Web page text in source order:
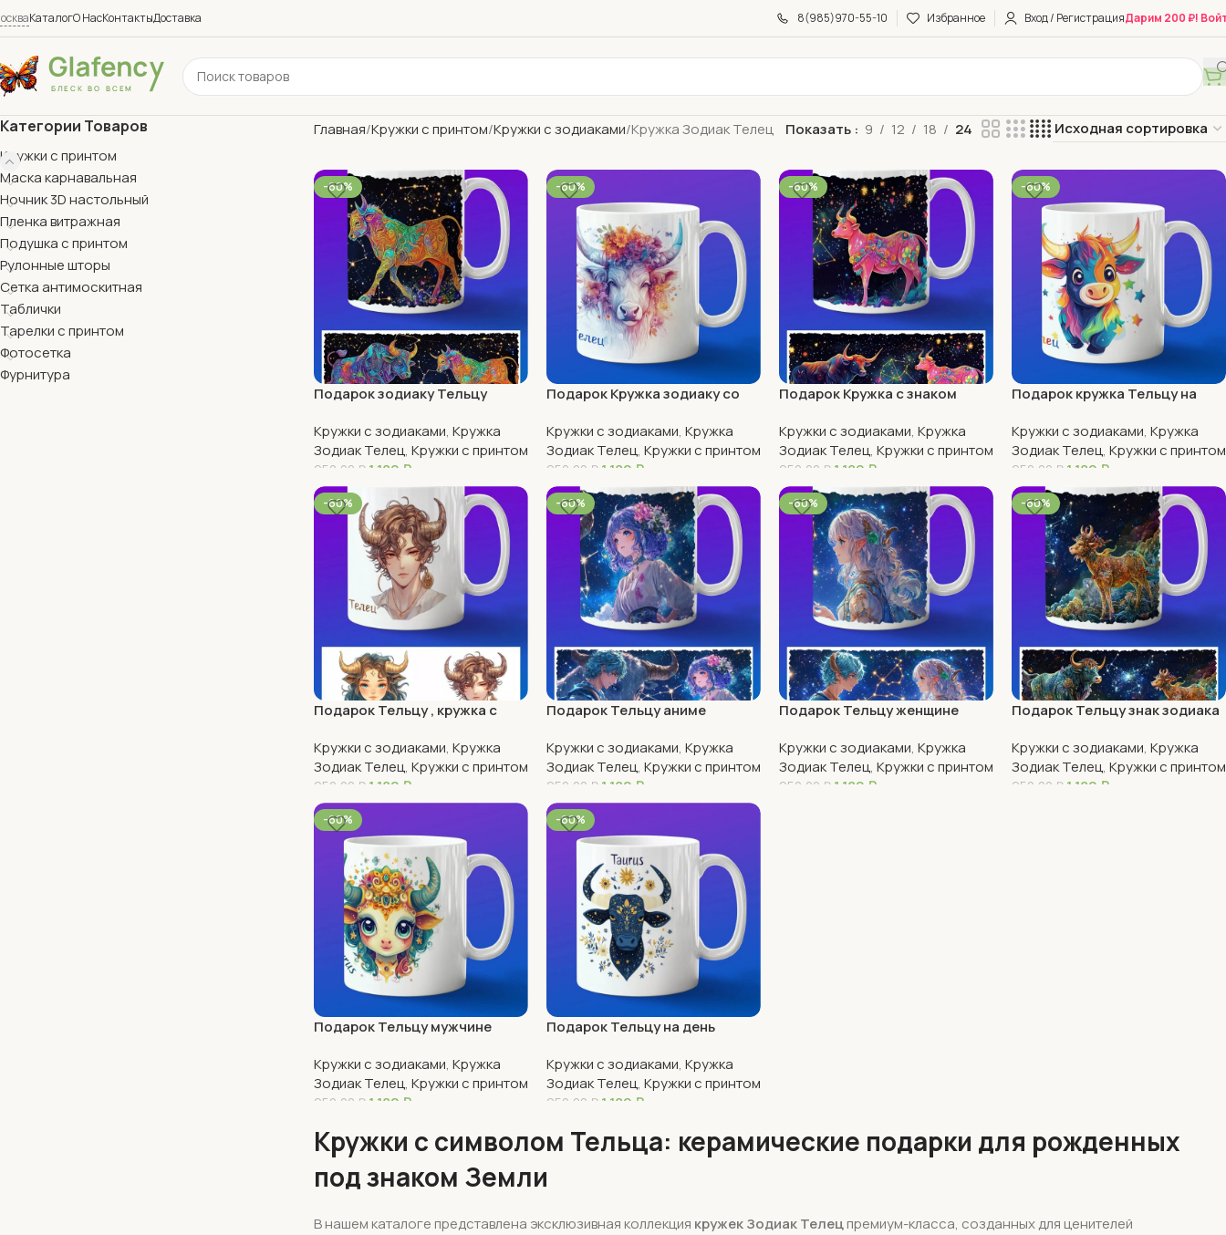
КаталогО НасКонтактыДоставка 8(985)970-55-10 Избранное Вход / РегистрацияДарим 200 ₽!
Категории Товаров
Кружки с принтом
Маска карнавальная
Ночник 3D настольный
Пленка витражная
Подушка с принтом
Рулонные шторы
Сетка антимоскитная
Таблички
Тарелки с принтом
Фотосетка
Фурнитура
Главная Кружки с принтом Кружки с зодиаками Кружка Зодиак Телец Показать 9 12 18 24
-60%
Подарок зодиаку Тельцу
Кружки с зодиаками, Кружка
Зодиак Телец, Кружки с принтом
950,00 ₽ 1 180 ₽
В Корзину
-60%
Подарок Кружка зодиаку со
Кружки с зодиаками, Кружка
Зодиак Телец, Кружки с принтом
950,00 ₽ 1 180 ₽
В Корзину
-60%
Подарок Кружка с знаком
Кружки с зодиаками, Кружка
Зодиак Телец, Кружки с принтом
950,00 ₽ 1 180 ₽
В Корзину
-60%
Подарок кружка Тельцу на
Кружки с зодиаками, Кружка
Зодиак Телец, Кружки с принтом
950,00 ₽ 1 180 ₽
В Корзину
-60%
Подарок Тельцу , кружка с
Кружки с зодиаками, Кружка
Зодиак Телец, Кружки с принтом
950,00 ₽ 1 180 ₽
В Корзину
-60%
Подарок Тельцу аниме
Кружки с зодиаками, Кружка
Зодиак Телец, Кружки с принтом
950,00 ₽ 1 180 ₽
В Корзину
-60%
Подарок Тельцу женщине
Кружки с зодиаками, Кружка
Зодиак Телец, Кружки с принтом
950,00 ₽ 1 180 ₽
-60%
Подарок Тельцу знак зодиака
Кружки с зодиаками, Кружка
Зодиак Телец, Кружки с принтом
950,00 ₽ 1 180 ₽
-60%
Подарок Тельцу мужчине
Кружки с зодиаками, Кружка
Зодиак Телец, Кружки с принтом
950,00 ₽ 1 180 ₽
-60%
Подарок Тельцу на день
Кружки с зодиаками, Кружка
Зодиак Телец, Кружки с принтом
950,00 ₽ 1 180 ₽
Кружки с символом Тельца: керамические подарки для рожденных
под знаком Земли
В нашем каталоге представлена эксклюзивная коллекция кружек Зодиак Телецпремиум-класса, созданных для ценителей